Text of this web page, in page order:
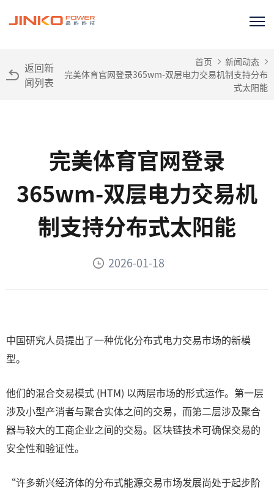
返回新
闻列表
首页
新闻动态
完美体育官网登录365wm-双层电力交易机制支持分布
式太阳能
完美体育官网登录
365wm-双层电力交易机
制支持分布式太阳能
2026-01-18
中国研究人员提出了一种优化分布式电力交易市场的新模
型。
他们的混合交易模式 (HTM) 以两层市场的形式运作。第一层
涉及小型产消者与聚合实体之间的交易，而第二层涉及聚合
器与较大的工商企业之间的交易。区块链技术可确保交易的
安全性和验证性。
“许多新兴经济体的分布式能源交易市场发展尚处于起步阶